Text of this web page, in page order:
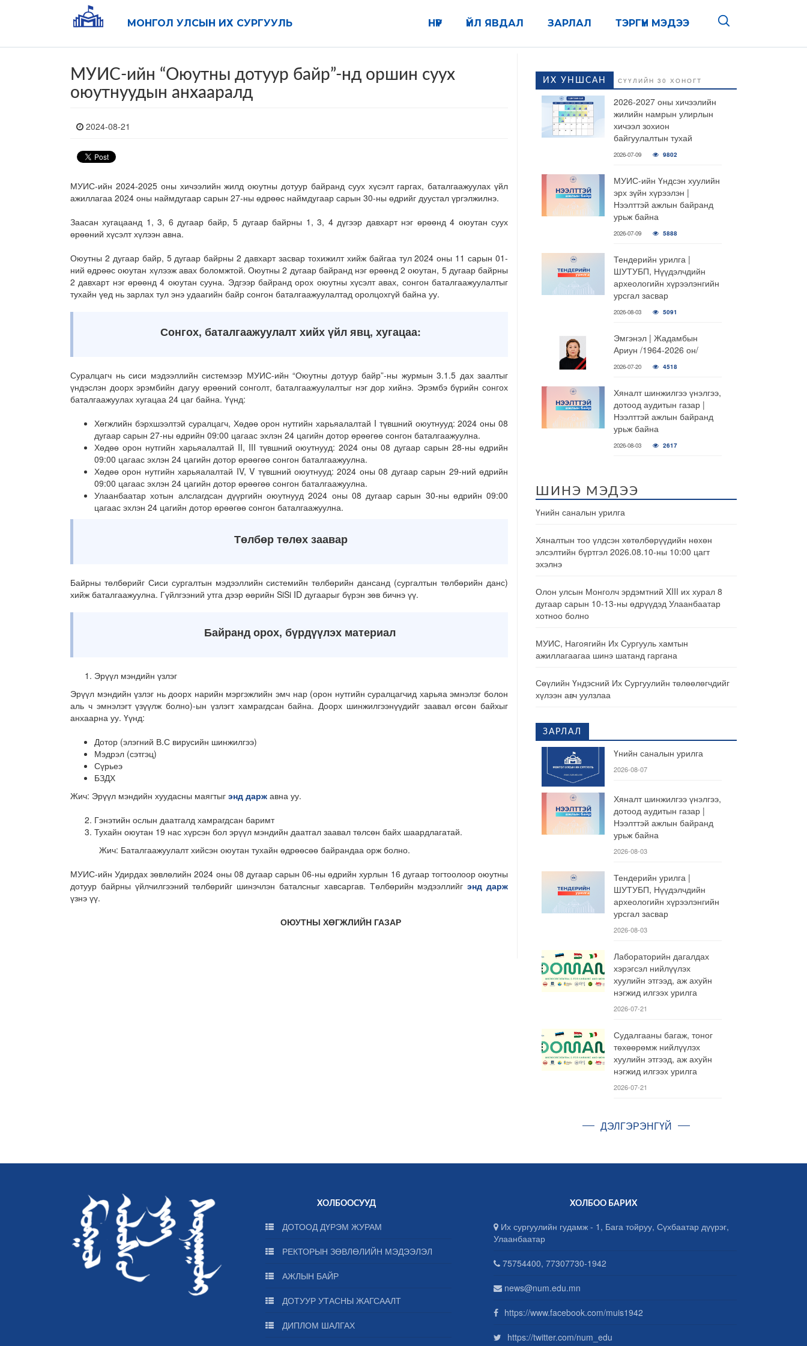
МОНГОЛ УЛСЫН ИХ СУРГУУЛЬ ТЭРГҮҮН МЭДЭЭ
ЗАРЛАЛ
ҮЙЛ ЯВДАЛ
НҮҮР
МУИС-ийн “Оюутны дотуур байр”-нд оршин суух
оюутнуудын анхааралд
2024-08-21
МУИС-ийн 2024-2025 оны хичээлийн жилд оюутны дотуур байранд суух хүсэлт гаргах, баталгаажуулах үйл
ажиллагаа 2024 оны наймдугаар сарын 27-ны өдрөөс наймдугаар сарын 30-ны өдрийг дуустал үргэлжилнэ.
Заасан хугацаанд 1, 3, 6 дугаар байр, 5 дугаар байрны 1, 3, 4 дүгээр давхарт нэг өрөөнд 4 оюутан суух
өрөөний хүсэлт хүлээн авна.
Оюутны 2 дугаар байр, 5 дугаар байрны 2 давхарт засвар тохижилт хийж байгаа тул 2024 оны 11 сарын 01-
ний өдрөөс оюутан хүлээж авах боломжтой. Оюутны 2 дугаар байранд нэг өрөөнд 2 оюутан, 5 дугаар байрны
2 давхарт нэг өрөөнд 4 оюутан сууна. Эдгээр байранд орох оюутны хүсэлт авах, сонгон баталгаажуулалтыг
тухайн үед нь зарлах тул энэ удаагийн байр сонгон баталгаажуулалтад оролцохгүй байна уу.
Сонгох, баталгаажуулалт хийх үйл явц, хугацаа:
Суралцагч нь сиси мэдээллийн системээр МУИС-ийн “Оюутны дотуур байр”-ны журмын 3.1.5 дах заалтыг
үндэслэн доорх эрэмбийн дагуу өрөөний сонголт, баталгаажуулалтыг нэг дор хийнэ. Эрэмбэ бүрийн сонгох
баталгаажуулах хугацаа 24 цаг байна. Үүнд:
Хөгжлийн бэрхшээлтэй суралцагч, Хөдөө орон нутгийн харьяалалтай I түвшний оюутнууд: 2024 оны 08
дугаар сарын 27-ны өдрийн 09:00 цагаас эхлэн 24 цагийн дотор өрөөгөө сонгон баталгаажуулна.
Хөдөө орон нутгийн харьяалалтай II, III түвшний оюутнууд: 2024 оны 08 дугаар сарын 28-ны өдрийн
09:00 цагаас эхлэн 24 цагийн дотор өрөөгөө сонгон баталгаажуулна.
Хөдөө орон нутгийн харьяалалтай IV, V түвшний оюутнууд: 2024 оны 08 дугаар сарын 29-ний өдрийн
09:00 цагаас эхлэн 24 цагийн дотор өрөөгөө сонгон баталгаажуулна.
Улаанбаатар хотын алслагдсан дүүргийн оюутнууд 2024 оны 08 дугаар сарын 30-ны өдрийн 09:00
цагаас эхлэн 24 цагийн дотор өрөөгөө сонгон баталгаажуулна.
Төлбөр төлөх заавар
Байрны төлбөрийг Сиси сургалтын мэдээллийн системийн төлбөрийн дансанд (сургалтын төлбөрийн данс)
хийж баталгаажуулна. Гүйлгээний утга дээр өөрийн SiSi ID дугаарыг бүрэн зөв бичнэ үү.
Байранд орох, бүрдүүлэх материал
Эрүүл мэндийн үзлэг
Эрүүл мэндийн үзлэг нь доорх нарийн мэргэжлийн эмч нар (орон нутгийн суралцагчид харьяа эмнэлэг болон
аль ч эмнэлэгт үзүүлж болно)-ын үзлэгт хамрагдсан байна. Доорх шинжилгээнүүдийг заавал өгсөн байхыг
анхаарна уу. Үүнд:
Дотор (элэгний В.С вирусийн шинжилгээ)
Мэдрэл (сэтгэц)
Сүрьеэ
БЗДХ
Жич: Эрүүл мэндийн хуудасны маягтыг энд дарж авна уу.
Гэнэтийн ослын даатгалд хамрагдсан баримт
Тухайн оюутан 19 нас хүрсэн бол эрүүл мэндийн даатгал заавал төлсөн байх шаардлагатай.
Жич: Баталгаажуулалт хийсэн оюутан тухайн өдрөөсөө байрандаа орж болно.
МУИС-ийн Удирдах зөвлөлийн 2024 оны 08 дугаар сарын 06-ны өдрийн хурлын 16 дугаар тогтоолоор оюутны
дотуур байрны үйлчилгээний төлбөрийг шинэчлэн баталсныг хавсаргав. Төлбөрийн мэдээллийгэнд дарж
үзнэ үү.
ОЮУТНЫ ХӨГЖЛИЙН ГАЗАР
ИХ УНШСАН СҮҮЛИЙН 30 ХОНОГТ
2026-2027 оны хичээлийн
жилийн намрын улирлын
хичээл зохион
байгуулалтын тухай
2026-07-09 9802
МУИС-ийн Үндсэн хуулийн
эрх зүйн хүрээлэн |
Нээлттэй ажлын байранд
урьж байна
2026-07-09 5888
Тендерийн урилга |
ШУТУБП, Нүүдэлчдийн
археологийн хүрээлэнгийн
урсгал засвар
2026-08-03 5091
Эмгэнэл | Жадамбын
Ариун /1964-2026 он/
2026-07-20 4518
Хяналт шинжилгээ үнэлгээ,
дотоод аудитын газар |
Нээлттэй ажлын байранд
урьж байна
2026-08-03 2617
ШИНЭ МЭДЭЭ
Үнийн саналын урилга
Хяналтын тоо үлдсэн хөтөлбөрүүдийн нөхөн
элсэлтийн бүртгэл 2026.08.10-ны 10:00 цагт
эхэлнэ
Олон улсын Монголч эрдэмтний XIII их хурал 8
дугаар сарын 10-13-ны өдрүүдэд Улаанбаатар
хотноо болно
МУИС, Нагоягийн Их Сургууль хамтын
ажиллагаагаа шинэ шатанд гаргана
Сөүлийн Үндэсний Их Сургуулийн төлөөлөгчдийг
хүлээн авч уулзлаа
ЗАРЛАЛ
Үнийн саналын урилга
2026-08-07
Хяналт шинжилгээ үнэлгээ,
дотоод аудитын газар |
Нээлттэй ажлын байранд
урьж байна
2026-08-03
Тендерийн урилга |
ШУТУБП, Нүүдэлчдийн
археологийн хүрээлэнгийн
урсгал засвар
2026-08-03
Лабораторийн дагалдах
хэрэгсэл нийлүүлэх
хуулийн этгээд, аж ахуйн
нэгжид илгээх урилга
2026-07-21
Судалгааны багаж, тоног
төхөөрөмж нийлүүлэх
хуулийн этгээд, аж ахуйн
нэгжид илгээх урилга
2026-07-21
ДЭЛГЭРЭНГҮЙ
ХОЛБООСУУД
ДОТООД ДҮРЭМ ЖУРАМ
РЕКТОРЫН ЗӨВЛӨЛИЙН МЭДЭЭЛЭЛ
АЖЛЫН БАЙР
ДОТУУР УТАСНЫ ЖАГСААЛТ
ДИПЛОМ ШАЛГАХ
ХОЛБОО БАРИХ
Их сургуулийн гудамж - 1, Бага тойруу, Сүхбаатар дүүрэг,
Улаанбаатар
75754400, 77307730-1942
news@num.edu.mn
https://www.facebook.com/muis1942
https://twitter.com/num_edu